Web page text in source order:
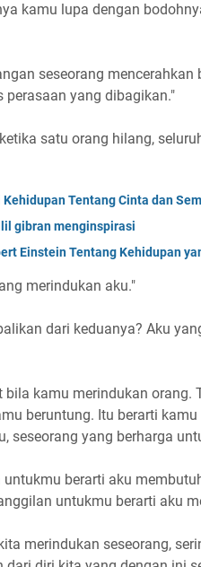
kamu lupa dengan
seseorang
perasaan yang dibagikan."
satu orang hilang,
Tentang Cinta dan
gibran menginspirasi
Einstein Tentang Kehidupan
merindukan aku."
dari keduanya? Aku
bila kamu merindukan orang.
beruntung. Itu berarti
seseorang yang berharga
untukmu berarti aku
untukmu berarti aku
merindukan seseorang,